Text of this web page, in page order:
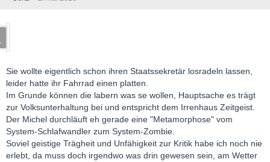
Sie wollte eigentlich schon ihren Staatssekretär losradeln lassen,
leider hatte ihr Fahrrad einen platten.
Im Grunde können die labern was se wollen, Hauptsache es trägt
zur Volksunterhaltung bei und entspricht dem Irrenhaus Zeitgeist.
Der Michel durchläuft eh gerade eine "Metamorphose" vom
System-Schlafwandler zum System-Zombie.
Soviel geistige Trägheit und Unfähigkeit zur Kritik habe ich noch nie
erlebt, da muss doch irgendwo was drin gewesen sein, am Wetter